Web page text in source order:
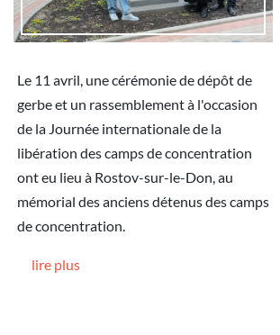
Le 11 avril, une cérémonie de dépôt de
gerbe et un rassemblement à l'occasion
de la Journée internationale de la
libération des camps de concentration
ont eu lieu à Rostov-sur-le-Don, au
mémorial des anciens détenus des camps
de concentration.
lire plus